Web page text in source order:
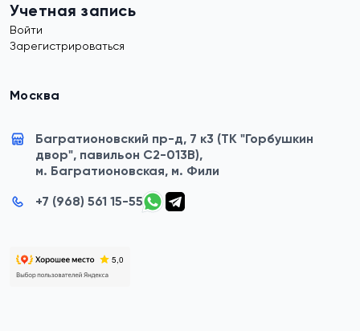
Учетная запись
Войти
Зарегистрироваться
Москва
Багратионовский пр-д, 7 к3 (ТК "Горбушкин
двор", павильон C2-013B),
м. Багратионовская, м. Фили
+7 (968) 561 15-55